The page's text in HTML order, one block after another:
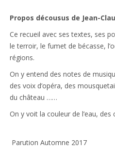
Propos décousus de Jean-
Ce recueil avec ses textes, ses
le terroir, le fumet de bécasse,
régions.
On y entend des notes de
des voix d’opéra, des
du château ……
On y voit la couleur de l’eau, des
Parution Automne 2017